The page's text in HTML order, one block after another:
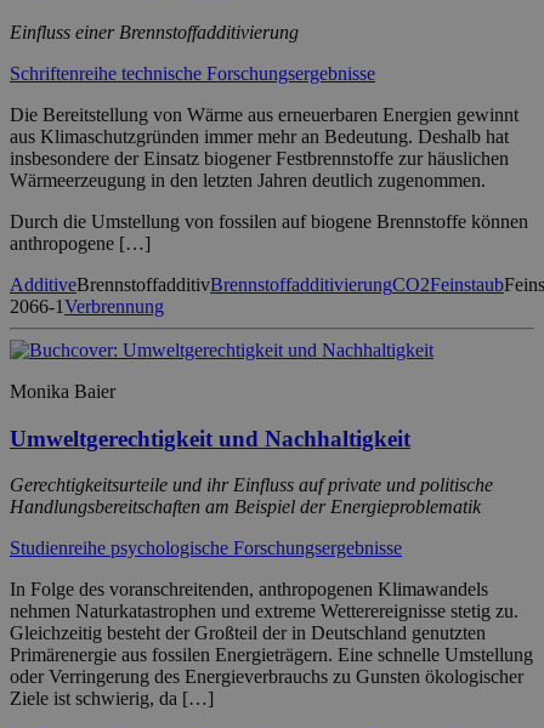
Einfluss einer Brennstoffadditivierung
Schriftenreihe technische Forschungsergebnisse
Die Bereitstellung von Wärme aus erneuerbaren Energien gewinnt
aus Klimaschutzgründen immer mehr an Bedeutung. Deshalb hat
insbesondere der Einsatz biogener Festbrennstoffe zur häuslichen
Wärmeerzeugung in den letzten Jahren deutlich zugenommen.
Durch die Umstellung von fossilen auf biogene Brennstoffe können
anthropogene […]
AdditiveBrennstoffadditivBrennstoffadditivierungCO2Feinstaub
2066-1Verbrennung
Monika Baier
Umweltgerechtigkeit und Nachhaltigkeit
Gerechtigkeitsurteile und ihr Einfluss auf private und politische
Handlungsbereitschaften am Beispiel der Energieproblematik
Studienreihe psychologische Forschungsergebnisse
In Folge des voranschreitenden, anthropogenen Klimawandels
nehmen Naturkatastrophen und extreme Wetterereignisse stetig zu.
Gleichzeitig besteht der Großteil der in Deutschland genutzten
Primärenergie aus fossilen Energieträgern. Eine schnelle Umstellung
oder Verringerung des Energieverbrauchs zu Gunsten ökologischer
Ziele ist schwierig, da […]